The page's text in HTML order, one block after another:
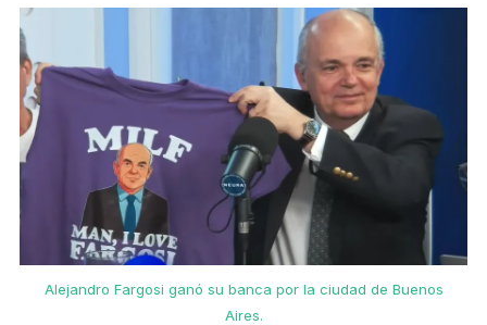
Alejandro Fargosi ganó su banca por la ciudad de Buenos
Aires.